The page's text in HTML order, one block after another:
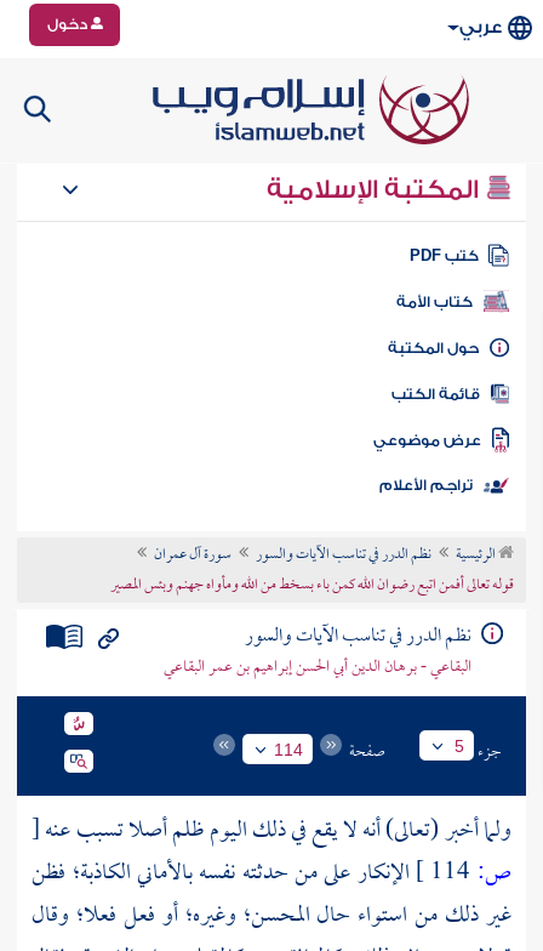
عربي دخول
المكتبة الإسلامية
كتب PDF
كتاب الأمة
المكتبة
الكتب
موضوعي
تراجم الأعلام
الرئيسية نظم الدرر في تناسب الآيات والسور
سورة آل عمران
قوله تعالى أفمن اتبع رضوان الله كمن باء بسخط من الله ومأواه جهنم وبئس المصير
نظم الدرر في تناسب الآيات والسور
البقاعي - برهان الدين أبي الحسن إبراهيم بن عمر البقاعي
جزء 5 صفحة 114
ولما أخبر (تعالى) أنه لا يقع في ذلك اليوم ظلم أصلا تسبب عنه[
ص:
الإنكار على من حدثته نفسه بالأماني الكاذبة؛ فظن
غير ذلك من استواء حال المحسن؛ وغيره؛ أو فعل فعلا؛ وقال